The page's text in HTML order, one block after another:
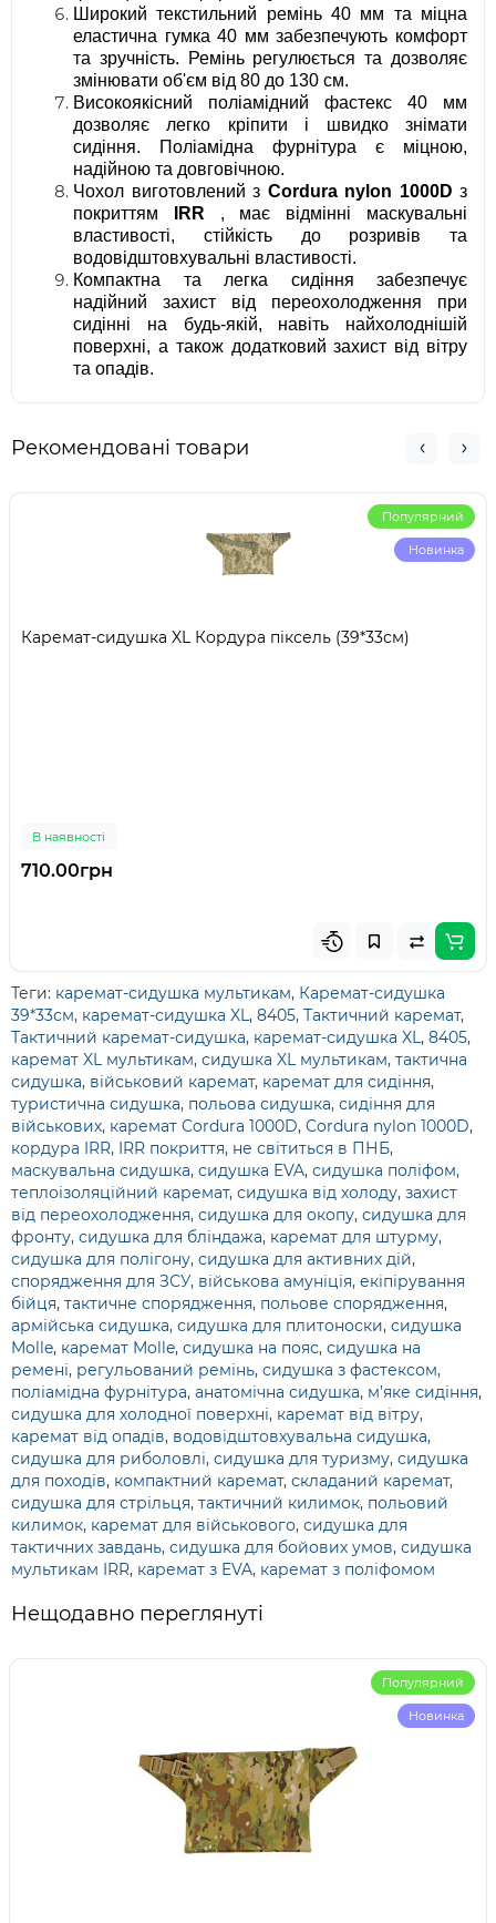
Широкий текстильний ремінь 40 мм та міцна
еластична гумка 40 мм забезпечують комфорт
та зручність. Ремінь регулюється та дозволяє
змінювати об'єм від 80 до 130 см.
Високоякісний поліамідний фастекс 40 мм
дозволяє легко кріпити і швидко знімати
сидіння. Поліамідна фурнітура є міцною,
надійною та довговічною.
Чохол виготовлений з Cordura nylon 1000D з
покриттям
IRR , має відмінні маскувальні
властивості, стійкість до розривів та
водовідштовхувальні властивості.
Компактна та легка сидіння забезпечує
надійний захист від переохолодження при
сидінні на будь-якій, навіть найхолоднішій
поверхні, а також додатковий захист від вітру
та опадів.
Рекомендовані товари
Популярний
Новинка
Каремат-сидушка XL Кордура піксель (39*33см)
В наявності
710.00грн
Теги: каремат-сидушка мультикам, Каремат-сидушка
39*33см, каремат-сидушка XL, 8405, Тактичний каремат,
Тактичний каремат-сидушка, каремат-сидушка XL, 8405,
каремат XL мультикам, сидушка XL мультикам, тактична
сидушка, військовий каремат, каремат для сидіння,
туристична сидушка, польова сидушка, сидіння для
військових, каремат Cordura 1000D, Cordura nylon 1000D,
кордура IRR, IRR покриття, не світиться в ПНБ,
маскувальна сидушка, сидушка EVA, сидушка поліфом,
теплоізоляційний каремат, сидушка від холоду, захист
від переохолодження, сидушка для окопу, сидушка для
фронту, сидушка для бліндажа, каремат для штурму,
сидушка для полігону, сидушка для активних дій,
спорядження для ЗСУ, військова амуніція, екіпірування
бійця, тактичне спорядження, польове спорядження,
армійська сидушка, сидушка для плитоноски, сидушка
Molle, каремат Molle, сидушка на пояс, сидушка на
ремені, регульований ремінь, сидушка з фастексом,
поліамідна фурнітура, анатомічна сидушка, м’яке сидіння,
сидушка для холодної поверхні, каремат від вітру,
каремат від опадів, водовідштовхувальна сидушка,
сидушка для риболовлі, сидушка для туризму, сидушка
для походів, компактний каремат, складаний каремат,
сидушка для стрільця, тактичний килимок, польовий
килимок, каремат для військового, сидушка для
тактичних завдань, сидушка для бойових умов, сидушка
мультикам IRR, каремат з EVA, каремат з поліфомом
Нещодавно переглянуті
Популярний
Новинка